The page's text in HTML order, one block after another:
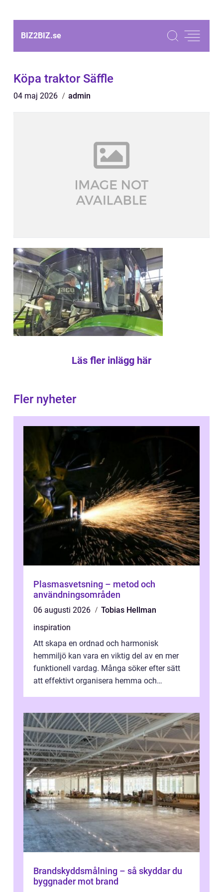
BIZ2BIZ.se
Köpa traktor Säffle
04 maj 2026 admin
Läs fler inlägg här
Fler nyheter
Plasmasvetsning – metod och
användningsområden
06 augusti 2026
Tobias Hellman
inspiration
Att skapa en ordnad och harmonisk
hemmiljö kan vara en viktig del av en mer
funktionell vardag. Många söker efter sätt
att effektivt organisera hemma och
Brandskyddsmålning – så skyddar du
byggnader mot brand